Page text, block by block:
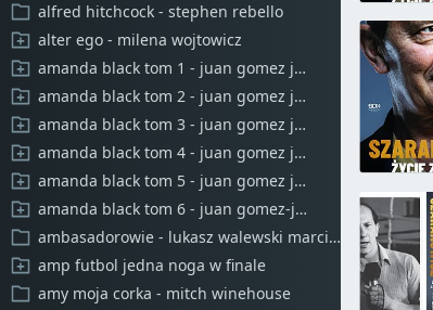
alfred hitchcock - stephen rebello
alter ego - milena wojtowicz
amanda black tom 1 - juan gomez jurado barbara montes
amanda black tom 2 - juan gomez jurado barbara montes
amanda black tom 3 - juan gomez jurado barbara montes
amanda black tom 4 - juan gomez jurado barbara montes
amanda black tom 5 - juan gomez jurado barbara montes
amanda black tom 6 - juan gomez-jurado barbara montez
ambasadorowie - lukasz walewski marcin pospiech
amp futbol jedna noga w finale
amy moja corka - mitch winehouse